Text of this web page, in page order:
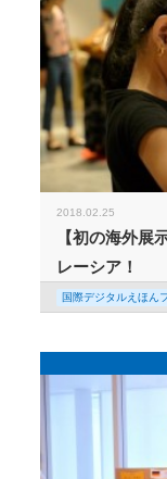
2018.02.25
【初の海外展
レーシア！
国際デジタルえほん